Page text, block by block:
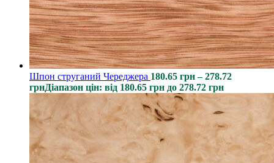
Шпон струганий Череджера 180.65 грн – 278.72
грнДіапазон цін: від 180.65 грн до 278.72 грн